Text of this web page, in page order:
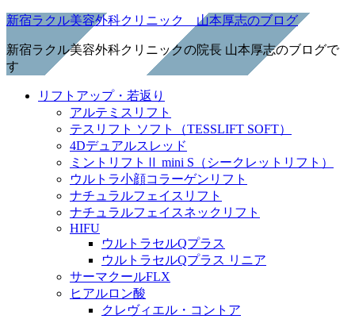
新宿ラクル美容外科クリニック 山本厚志のブログ
新宿ラクル美容外科クリニックの院長 山本厚志のブログで
す
リフトアップ・若返り
アルテミスリフト
テスリフト ソフト（TESSLIFT SOFT）
4Dデュアルスレッド
ミントリフトⅡ mini S（シークレットリフト）
ウルトラ小顔コラーゲンリフト
ナチュラルフェイスリフト
ナチュラルフェイスネックリフト
HIFU
ウルトラセルQプラス
ウルトラセルQプラス リニア
サーマクールFLX
ヒアルロン酸
クレヴィエル・コントア